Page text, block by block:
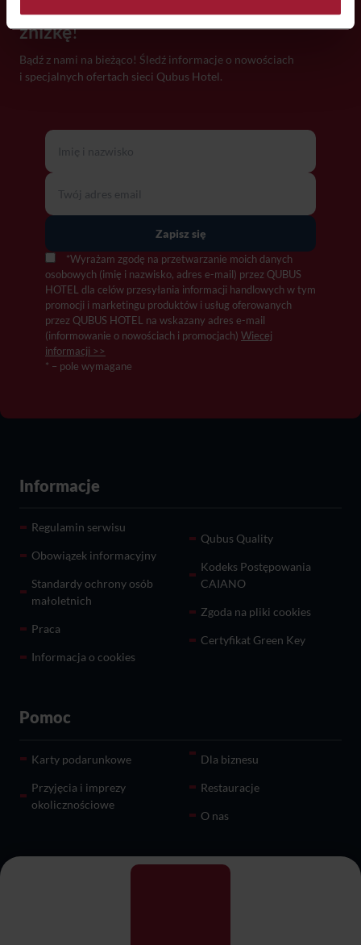
zniżkę!
Bądź z nami na bieżąco! Śledź informacje o nowościach
i specjalnych ofertach sieci Qubus Hotel.
*Wyrażam zgodę na przetwarzanie moich danych
osobowych (imię i nazwisko, adres e-mail) przez QUBUS
HOTEL dla celów przesyłania informacji handlowych w tym
promocji i marketingu produktów i usług oferowanych
przez QUBUS HOTEL na wskazany adres e-mail
(informowanie o nowościach i promocjach) Wiecej
informacji >>
* – pole wymagane
Informacje
Regulamin serwisu
Obowiązek informacyjny
Standardy ochrony osób
małoletnich
Praca
Informacja o cookies
Qubus Quality
Kodeks Postępowania
CAIANO
Zgoda na pliki cookies
Certyfikat Green Key
Pomoc
Karty podarunkowe
Przyjęcia i imprezy
okolicznościowe
Dla biznesu
Restauracje
O nas